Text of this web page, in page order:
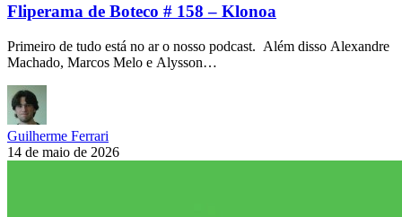
Fliperama de Boteco # 158 – Klonoa
Primeiro de tudo está no ar o nosso podcast. Além disso Alexandre
Machado, Marcos Melo e Alysson…
Guilherme Ferrari
14 de maio de 2026